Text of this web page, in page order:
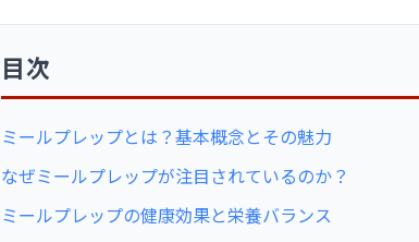
目次
ミールプレップとは？基本概念とその魅力
なぜミールプレップが注目されているのか？
ミールプレップの健康効果と栄養バランス